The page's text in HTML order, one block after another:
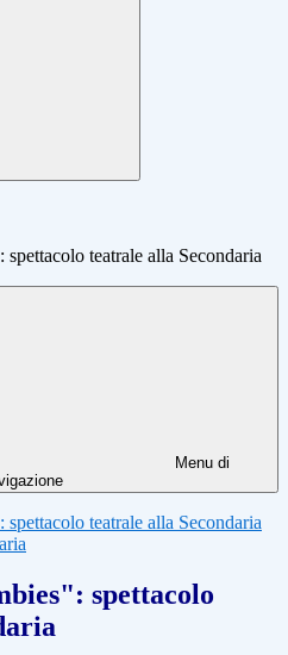
teatrale alla Secondaria
Menu di
teatrale alla Secondaria
spettacolo